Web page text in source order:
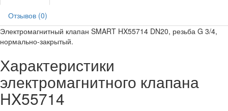
Отзывов (0)
Электромагнитный клапан SMART HX55714 DN20, резьба G 3/4,
нормально-закрытый.
Характеристики
электромагнитного клапана
HX55714